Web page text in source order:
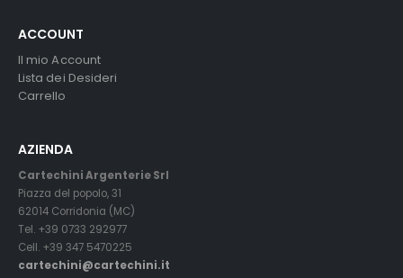
ACCOUNT
Il mio Account
Lista dei Desideri
Carrello
AZIENDA
Cartechini Argenterie Srl
Piazza del popolo, 31
62014 Corridonia (MC)
Tel. +39 0733 292977
Cell. +39 347 5470225
cartechini@cartechini.it